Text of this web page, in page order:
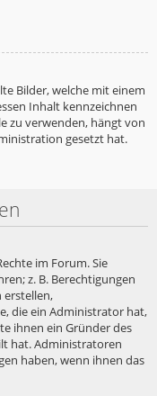
Bilder, welche mit einem
Inhalt kennzeichnen
zu verwenden, hängt von
gesetzt hat.
im Forum. Sie
z. B. Berechtigungen
erstellen,
die ein Administrator hat,
ihnen ein Gründer des
hat. Administratoren
haben, wenn ihnen das